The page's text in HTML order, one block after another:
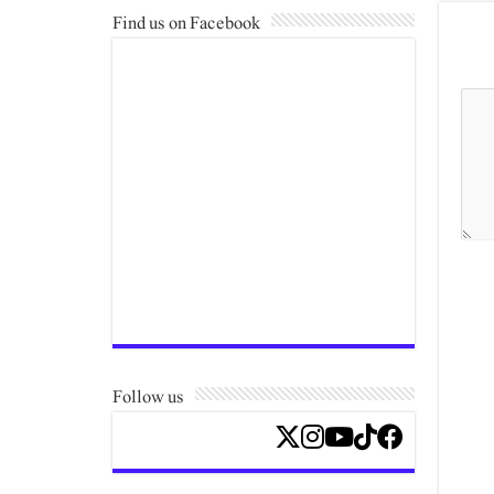
Find us on Facebook
Follow us